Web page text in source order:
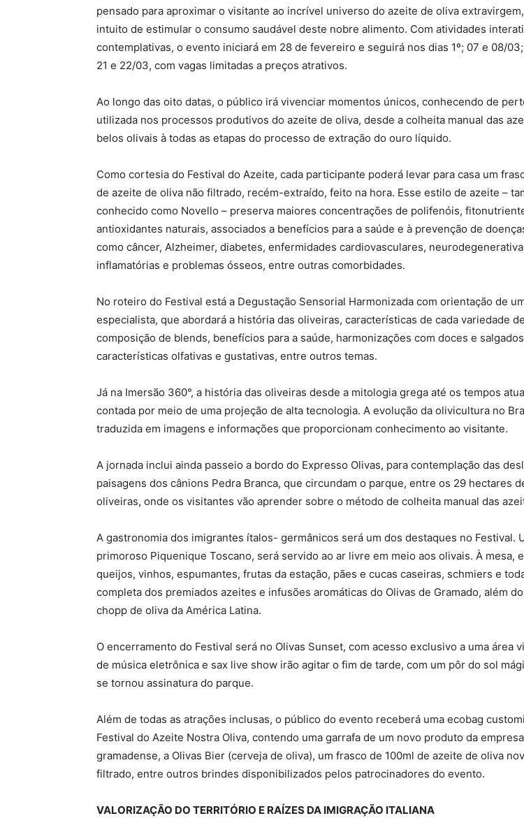
pensado para aproximar o visitante ao incrível universo do azeite de oliva
intuito de estimular o consumo saudável deste nobre alimento. Com atividades
contemplativas, o evento iniciará em 28 de fevereiro e seguirá nos dias 1º; 07 e 08/
21 e 22/03, com vagas limitadas a preços atrativos.
Ao longo das oito datas, o público irá vivenciar momentos únicos, conhecendo de
utilizada nos processos produtivos do azeite de oliva, desde a colheita manual das
belos olivais à todas as etapas do processo de extração do ouro líquido.
Como cortesia do Festival do Azeite, cada participante poderá levar para casa um
de azeite de oliva não filtrado, recém-extraído, feito na hora. Esse estilo de azeite –
conhecido como Novello – preserva maiores concentrações de polifenóis,
antioxidantes naturais, associados a benefícios para a saúde e à prevenção de
como câncer, Alzheimer, diabetes, enfermidades cardiovasculares,
inflamatórias e problemas ósseos, entre outras comorbidades.
No roteiro do Festival está a Degustação Sensorial Harmonizada com orientação de
especialista, que abordará a história das oliveiras, características de cada variedade
composição de blends, benefícios para a saúde, harmonizações com doces e
características olfativas e gustativas, entre outros temas.
Já na Imersão 360°, a história das oliveiras desde a mitologia grega até os tempos
contada por meio de uma projeção de alta tecnologia. A evolução da olivicultura no
traduzida em imagens e informações que proporcionam conhecimento ao visitante.
A jornada inclui ainda passeio a bordo do Expresso Olivas, para contemplação das
paisagens dos cânions Pedra Branca, que circundam o parque, entre os 29 hectares
oliveiras, onde os visitantes vão aprender sobre o método de colheita manual das
A gastronomia dos imigrantes ítalos- germânicos será um dos destaques no Festival.
primoroso Piquenique Toscano, será servido ao ar livre em meio aos olivais. À mesa,
queijos, vinhos, espumantes, frutas da estação, pães e cucas caseiras, schmiers e
completa dos premiados azeites e infusões aromáticas do Olivas de Gramado, além
chopp de oliva da América Latina.
O encerramento do Festival será no Olivas Sunset, com acesso exclusivo a uma área
de música eletrônica e sax live show irão agitar o fim de tarde, com um pôr do sol
se tornou assinatura do parque.
Além de todas as atrações inclusas, o público do evento receberá uma ecobag
Festival do Azeite Nostra Oliva, contendo uma garrafa de um novo produto da empresa
gramadense, a Olivas Bier (cerveja de oliva), um frasco de 100ml de azeite de oliva
filtrado, entre outros brindes disponibilizados pelos patrocinadores do evento.
VALORIZAÇÃO DO TERRITÓRIO E RAÍZES DA IMIGRAÇÃO ITALIANA